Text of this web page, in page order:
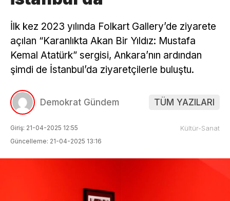
İlk kez 2023 yılında Folkart Gallery’de ziyarete
açılan “Karanlıkta Akan Bir Yıldız: Mustafa
Kemal Atatürk” sergisi, Ankara’nın ardından
şimdi de İstanbul’da ziyaretçilerle buluştu.
Demokrat Gündem TÜM YAZILARI
Giriş: 21-04-2025 12:55
Güncelleme: 21-04-2025 13:16
Kültür-Sanat